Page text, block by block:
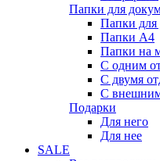
Папки для
Папки для
Папки А4
Папки на
С одним
С двумя
С
Подарки
Для него
Для нее
SALE